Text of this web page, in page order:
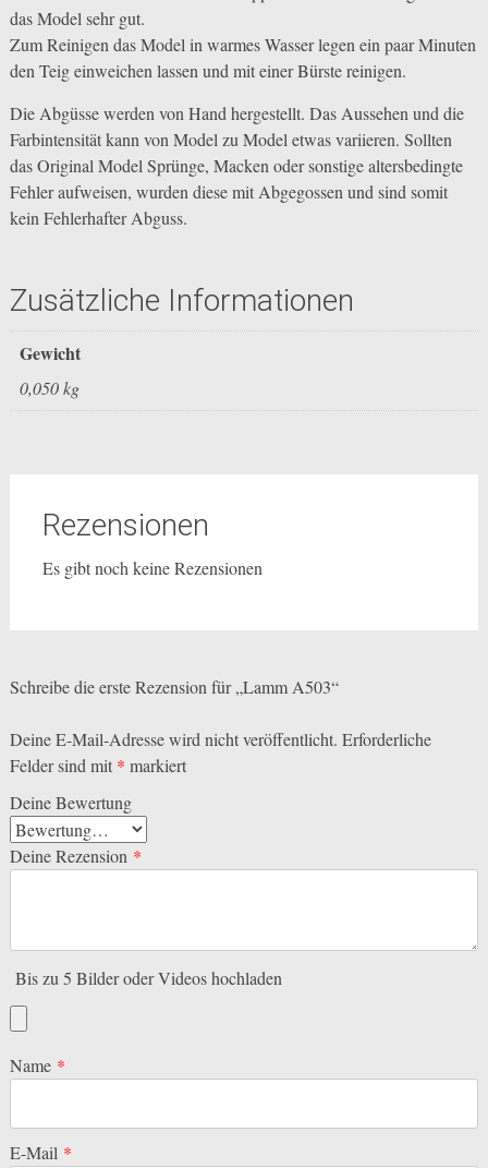
das Model sehr gut.
Zum Reinigen das Model in warmes Wasser legen ein paar Minuten
den Teig einweichen lassen und mit einer Bürste reinigen.
Die Abgüsse werden von Hand hergestellt. Das Aussehen und die
Farbintensität kann von Model zu Model etwas variieren. Sollten
das Original Model Sprünge, Macken oder sonstige altersbedingte
Fehler aufweisen, wurden diese mit Abgegossen und sind somit
kein Fehlerhafter Abguss.
Zusätzliche Informationen
Gewicht
0,050 kg
Rezensionen
Es gibt noch keine Rezensionen
Schreibe die erste Rezension für „Lamm A503“
Deine E-Mail-Adresse wird nicht veröffentlicht. Erforderliche
Felder sind mit * markiert
Deine Bewertung
Deine Rezension *
Bis zu 5 Bilder oder Videos hochladen
Name *
E-Mail *